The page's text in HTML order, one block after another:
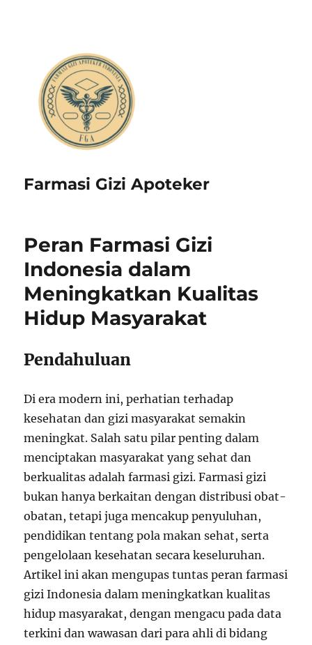
Farmasi Gizi Apoteker
Peran Farmasi Gizi
Indonesia dalam
Meningkatkan Kualitas
Hidup Masyarakat
Pendahuluan
Di era modern ini, perhatian terhadap
kesehatan dan gizi masyarakat semakin
meningkat. Salah satu pilar penting dalam
menciptakan masyarakat yang sehat dan
berkualitas adalah farmasi gizi. Farmasi gizi
bukan hanya berkaitan dengan distribusi obat-
obatan, tetapi juga mencakup penyuluhan,
pendidikan tentang pola makan sehat, serta
pengelolaan kesehatan secara keseluruhan.
Artikel ini akan mengupas tuntas peran farmasi
gizi Indonesia dalam meningkatkan kualitas
hidup masyarakat, dengan mengacu pada data
terkini dan wawasan dari para ahli di bidang